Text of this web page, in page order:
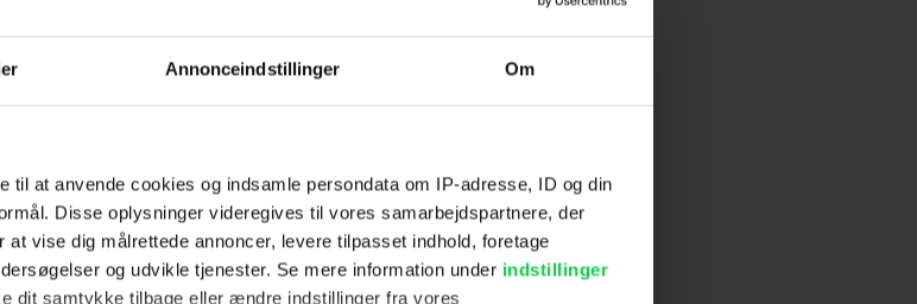
Annonceindstillinger Om
til at anvende cookies og indsamle persondata om IP-adresse, ID og din
Disse oplysninger videregives til vores samarbejdspartnere, der
vise dig målrettede annoncer, levere tilpasset indhold, foretage
og udvikle tjenester. Se mere information under indstillinger
dit samtykke tilbage eller ændre indstillinger fra vores
Send
accepterer jeg
Om Kino.dk